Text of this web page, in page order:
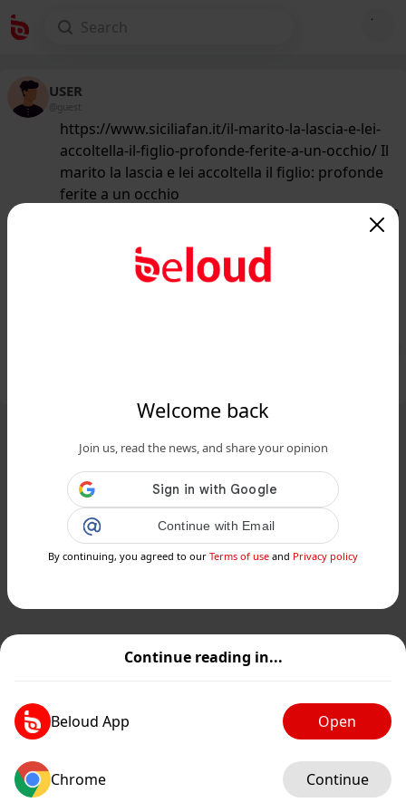
Continue reading in...
Beloud App Open
Chrome Continue
Welcome back
Join us, read the news, and share your opinion
Continue with Email
By continuing, you agreed to our Terms of use and Privacy policy
USER
@guest
https://www.siciliafan.it/il-marito-la-lascia-e-lei-
accoltella-il-figlio-profonde-ferite-a-un-occhio/ Il
marito la lascia e lei accoltella il figlio: profonde
ferite a un occhio
/50
Il marito la lascia e lei fa qualcosa di
assurdo e grave al figlio: era